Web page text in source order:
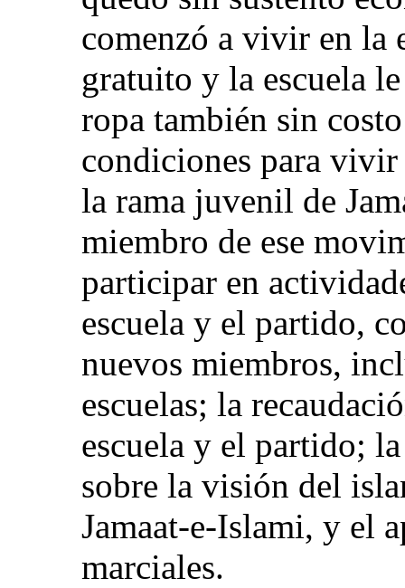
comenzó a vivir en la
gratuito y la escuela
ropa también sin
condiciones para vivir
la rama juvenil de
miembro de ese
participar en
escuela y el partido,
nuevos miembros,
escuelas; la
escuela y el partido;
sobre la visión del
Jamaat‑e‑Islami, y el
marciales.